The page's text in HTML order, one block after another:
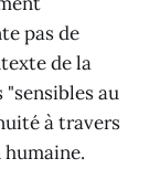
pas de
de la
au
à travers